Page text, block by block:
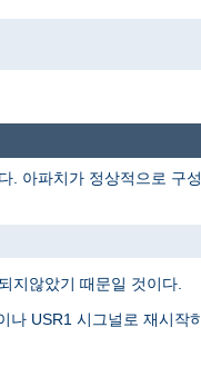
. 아파치가 정상적으로 구
지않았기 때문일 것이다.
나 USR1 시그널로 재시작